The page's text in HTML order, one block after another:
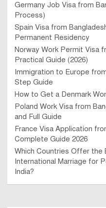
Germany Job Visa from
Process)
Spain Visa from
Permanent Residency
Norway Work Permit Visa
Practical Guide (2026)
Immigration to Europe
Step Guide
How to Get a Denmark
Poland Work Visa from
and Full Guide
France Visa Application
Complete Guide 2026
Which Countries Offer
International Marriage for
India?